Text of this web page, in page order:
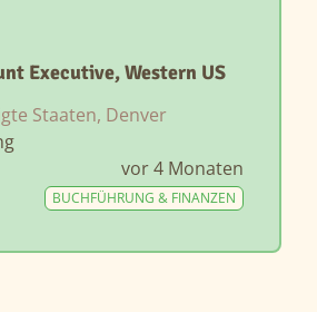
Executive, Western US
Staaten, Denver
vor 4 Monaten
BUCHFÜHRUNG & FINANZEN